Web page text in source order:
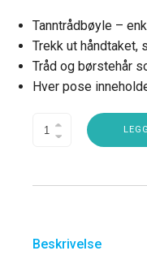
Tanntrådbøyle –
Trekk ut håndtaket,
Tråd og børstehår
Hver pose
Beskrivelse